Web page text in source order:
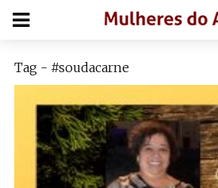
Tag - #soudacarne